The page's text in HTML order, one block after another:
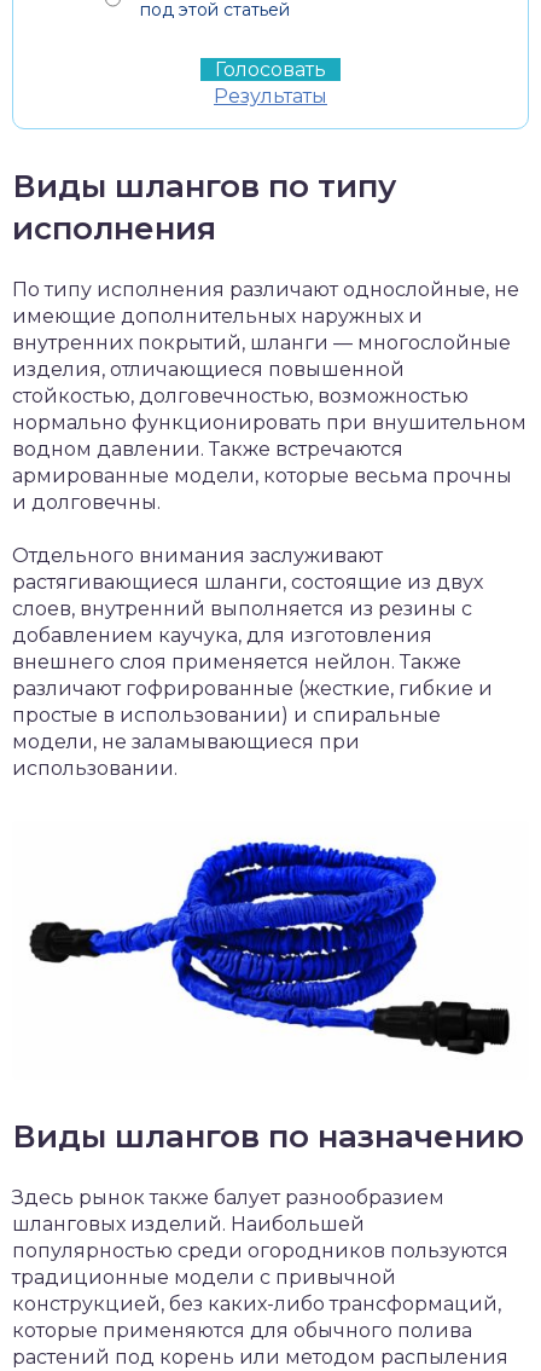
под этой статьей
Результаты
Виды шлангов по типу
исполнения
По типу исполнения различают однослойные, не
имеющие дополнительных наружных и
внутренних покрытий, шланги — многослойные
изделия, отличающиеся повышенной
стойкостью, долговечностью, возможностью
нормально функционировать при внушительном
водном давлении. Также встречаются
армированные модели, которые весьма прочны
и долговечны.
Отдельного внимания заслуживают
растягивающиеся шланги, состоящие из двух
слоев, внутренний выполняется из резины с
добавлением каучука, для изготовления
внешнего слоя применяется нейлон. Также
различают гофрированные (жесткие, гибкие и
простые в использовании) и спиральные
модели, не заламывающиеся при
использовании.
Виды шлангов по назначению
Здесь рынок также балует разнообразием
шланговых изделий. Наибольшей
популярностью среди огородников пользуются
традиционные модели с привычной
конструкцией, без каких-либо трансформаций,
которые применяются для обычного полива
растений под корень или методом распыления